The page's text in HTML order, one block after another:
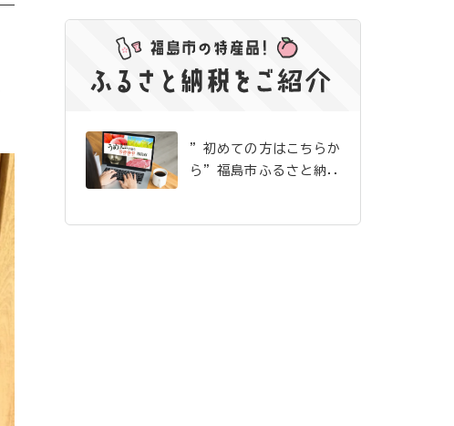
”初めての方はこちらか
ら”福島市ふるさと納税